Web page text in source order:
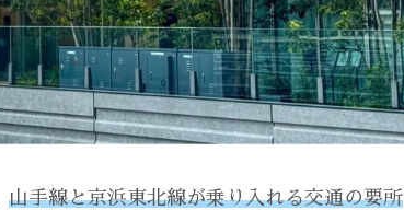
山手線と京浜東北線が乗り入れる交通の要所